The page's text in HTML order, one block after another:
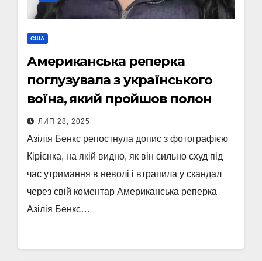
США
Американська реперка
поглузувала з українського
воїна, який пройшов полон
ЛИП 28, 2025
Азілія Бенкс репостнула допис з фотографією
Кірієнка, на якій видно, як він сильно схуд під
час утримання в неволі і втрапила у скандал
через свій коментар Американська реперка
Азілія Бенкс…